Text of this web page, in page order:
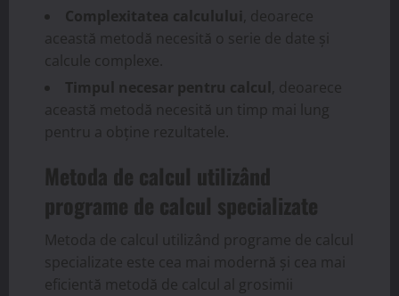
Complexitatea calculului, deoarece
această metodă necesită o serie de date și
calcule complexe.
Timpul necesar pentru calcul, deoarece
această metodă necesită un timp mai lung
pentru a obține rezultatele.
Metoda de calcul utilizând
programe de calcul specializate
Metoda de calcul utilizând programe de calcul
specializate este cea mai modernă și cea mai
eficientă metodă de calcul al grosimii